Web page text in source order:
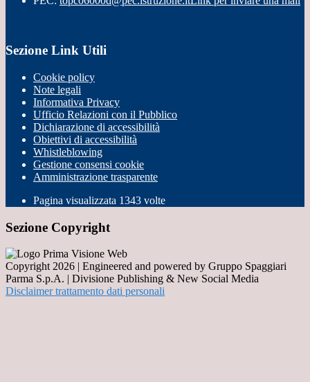
Sezione Link Utili
Cookie policy
Note legali
Informativa Privacy
Ufficio Relazioni con il Pubblico
Dichiarazione di accessibilità
Obiettivi di accessibilità
Whistleblowing
Gestione consensi cookie
Amministrazione trasparente
Pagina visualizzata 1343 volte
Sezione Copyright
Copyright 2026 | Engineered and powered by Gruppo Spaggiari
Parma S.p.A. | Divisione Publishing & New Social Media
Disclaimer trattamento dati personali